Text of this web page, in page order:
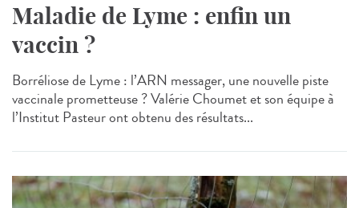
Maladie de Lyme : enfin un
vaccin ?
Borréliose de Lyme : l’ARN messager, une nouvelle piste
vaccinale prometteuse ? Valérie Choumet et son équipe à
l’Institut Pasteur ont obtenu des résultats...